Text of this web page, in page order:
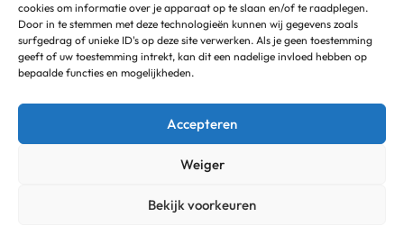
cookies om informatie over je apparaat op te slaan en/of te raadplegen.
Door in te stemmen met deze technologieën kunnen wij gegevens zoals
surfgedrag of unieke ID's op deze site verwerken. Als je geen toestemming
geeft of uw toestemming intrekt, kan dit een nadelige invloed hebben op
bepaalde functies en mogelijkheden.
Accepteren
Weiger
Bekijk voorkeuren
Zaterdag
09:00 – 17:00
Zondag
Gesloten
Elke eerste en laatste zondag van de maand geopend
van 12:00 t/m 17:00
© Copyright 2026 Arimpex Media Services